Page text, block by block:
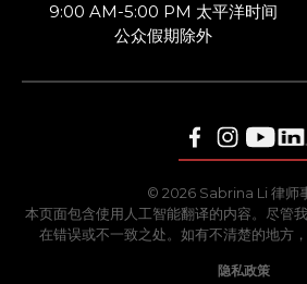
9:00 AM-5:00 PM 太平洋时间
​公众假期除外
© 2026 Sabrina Li 律师
本页面包含使用人工智能翻译的内容。尽管
在错误或不一致之处。如有不清楚的地方
隐私政策